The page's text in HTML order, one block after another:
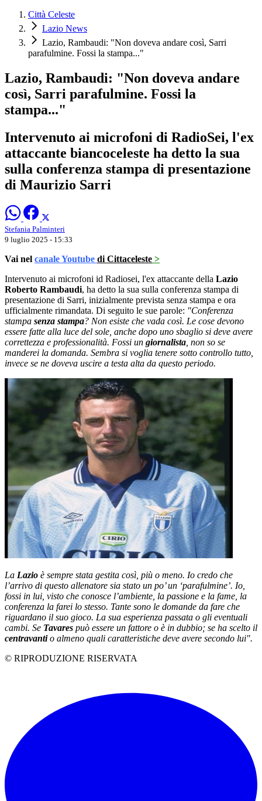
Città Celeste
Lazio News
Lazio, Rambaudi: "Non doveva andare così, Sarri
parafulmine. Fossi la stampa..."
Lazio, Rambaudi: "Non doveva andare
così, Sarri parafulmine. Fossi la
stampa..."
Intervenuto ai microfoni di RadioSei, l'ex
attaccante biancoceleste ha detto la sua
sulla conferenza stampa di presentazione
di Maurizio Sarri
Stefania Palminteri
9 luglio 2025 - 15:33
Vai nel canale Youtube di Cittaceleste >
Intervenuto ai microfoni id Radiosei, l'ex attaccante della Lazio
Roberto Rambaudi, ha detto la sua sulla conferenza stampa di
presentazione di Sarri, inizialmente prevista senza stampa e ora
ufficialmente rimandata. Di seguito le sue parole: "Conferenza
stampa senza stampa? Non esiste che vada così. Le cose devono
essere fatte alla luce del sole, anche dopo uno sbaglio si deve avere
correttezza e professionalità. Fossi un giornalista , non so se
manderei la domanda. Sembra si voglia tenere sotto controllo tutto,
invece se ne doveva uscire a testa alta da questo periodo.
La Lazio è sempre stata gestita così, più o meno. Io credo che
l’arrivo di questo allenatore sia stato un po’ un ‘parafulmine’. Io,
fossi in lui, visto che conosce l’ambiente, la passione e la fame, la
conferenza la farei lo stesso. Tante sono le domande da fare che
riguardano il suo gioco. La sua esperienza passata o gli eventuali
cambi. Se Tavares può essere un fattore o è in dubbio; se ha scelto il
centravantio almeno quali caratteristiche deve avere secondo lui".
© RIPRODUZIONE RISERVATA